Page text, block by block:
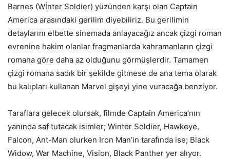
Barnes (Wİnter Soldier) yüzünden karşı olan Captain
America arasındaki gerilim diyebiliriz. Bu gerilimin
detaylarını elbette sinemada anlayacağız ancak çizgi roman
evrenine hakim olanlar fragmanlarda kahramanların çizgi
romana göre daha az olduğunu görmüşlerdir. Tamamen
çizgi romana sadık bir şekilde gitmese de ana tema olarak
bu kalıpları kullanan Marvel gişeyi yine vuracağa benziyor.
Taraflara gelecek olursak, filmde Captain America’nın
yanında saf tutacak isimler; Winter Soldier, Hawkeye,
Falcon, Ant-Man olurken Iron Man’in tarafında ise; Black
Widow, War Machine, Vision, Black Panther yer alıyor.